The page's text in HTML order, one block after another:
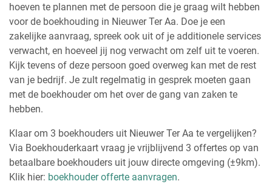
hoeven te plannen met de persoon die je graag wilt hebben
voor de boekhouding in Nieuwer Ter Aa. Doe je een
zakelijke aanvraag, spreek ook uit of je additionele services
verwacht, en hoeveel jij nog verwacht om zelf uit te voeren.
Kijk tevens of deze persoon goed overweg kan met de rest
van je bedrijf. Je zult regelmatig in gesprek moeten gaan
met de boekhouder om het over de gang van zaken te
hebben.
Klaar om 3 boekhouders uit Nieuwer Ter Aa te vergelijken?
Via Boekhouderkaart vraag je vrijblijvend 3 offertes op van
betaalbare boekhouders uit jouw directe omgeving (±9km).
Klik hier: boekhouder offerte aanvragen.